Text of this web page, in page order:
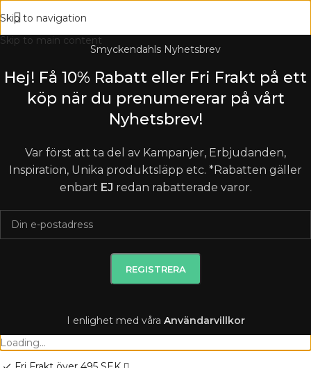
Smyckendahls Nyhetsbrev
Hej! Få 10% Rabatt eller Fri Frakt på ett
köp när du prenumererar på vårt
Nyhetsbrev!
Var först att ta del av Kampanjer, Erbjudanden,
Inspiration, Unika produktsläpp etc. *Rabatten gäller
enbart EJ redan rabatterade varor.
I enlighet med våra Användarvillkor
Loading...
Skip to navigation
Skip to main content
check Fri Frakt över 495 SEK